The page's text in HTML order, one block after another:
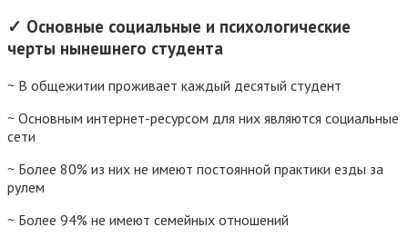
✓ Основные социальные и психологические
черты нынешнего студента
~ В общежитии проживает каждый десятый студент
~ Основным интернет-ресурсом для них являются социальные
сети
~ Более 80% из них не имеют постоянной практики езды за
рулем
~ Более 94% не имеют семейных отношений